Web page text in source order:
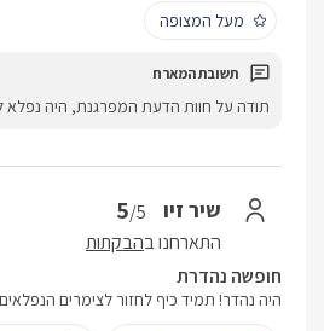
מעל המצופה
תודה על חוות הדעת המפרגנת, היה
שיר זיו 5/5
התארחנו בהבקתות
חופשה נהדרת
היה נהדר! תמיד כיף לחזור לצימרים